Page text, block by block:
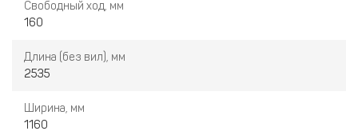
Свободный ход, мм
160
Длина (без вил), мм
2535
Ширина, мм
1160